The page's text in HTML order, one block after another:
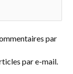
par
par e-mail.